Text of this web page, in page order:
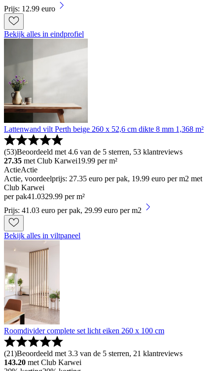
Prijs: 12.99 euro
Bekijk alles in eindprofiel
Lattenwand vilt Perth beige 260 x 52,6 cm dikte 8 mm 1,368 m²
(53)Beoordeeld met 4.6 van de 5 sterren, 53 klantreviews
27.35 met Club Karwei19.99 per m²
ActieActie
Actie, voordeelprijs: 27.35 euro per pak, 19.99 euro per m2 met
Club Karwei
per pak41 .0329.99 per m²
Prijs: 41.03 euro per pak, 29.99 euro per m2
Bekijk alles in viltpaneel
Roomdivider complete set licht eiken 260 x 100 cm
(21)Beoordeeld met 3.3 van de 5 sterren, 21 klantreviews
143.20 met Club Karwei